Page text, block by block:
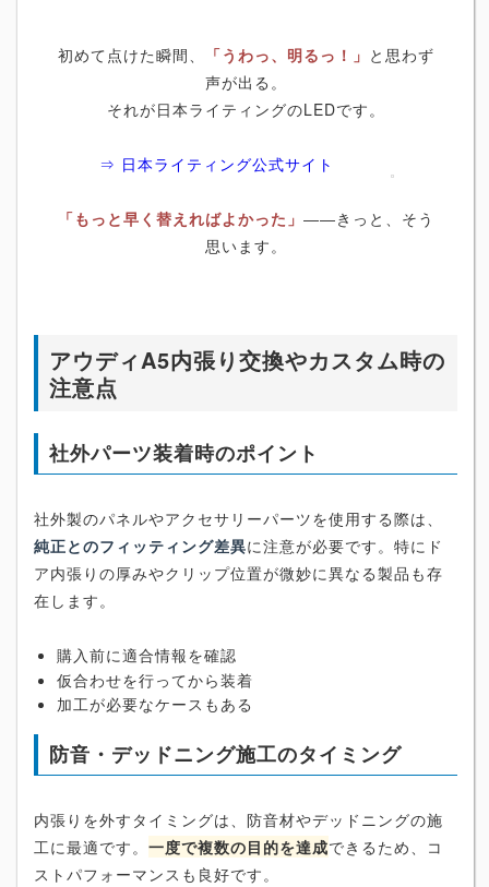
初めて点けた瞬間、 「うわっ、明るっ！」 と思わず
声が出る。
それが日本ライティングのLEDです。
⇒ 日本ライティング公式サイト
「もっと早く替えればよかった」 ――きっと、そう
思います。
アウディA5内張り交換やカスタム時の
注意点
社外パーツ装着時のポイント
社外製のパネルやアクセサリーパーツを使用する際は、
純正とのフィッティング差異に注意が必要です。特にド
ア内張りの厚みやクリップ位置が微妙に異なる製品も存
在します。
購入前に適合情報を確認
仮合わせを行ってから装着
加工が必要なケースもある
防音・デッドニング施工のタイミング
内張りを外すタイミングは、防音材やデッドニングの施
工に最適です。 一度で複数の目的を達成できるため、コ
ストパフォーマンスも良好です。